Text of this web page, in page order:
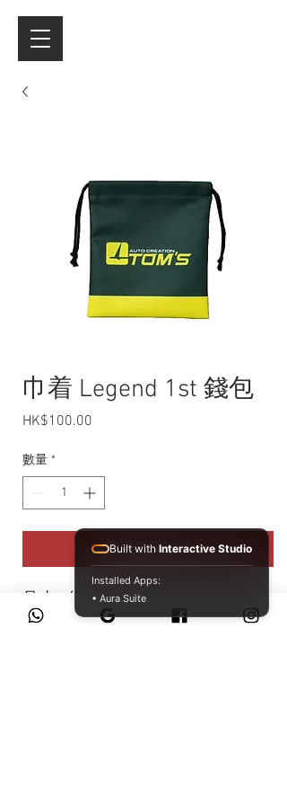
巾着 Legend 1st 錢包
HK$100.00
數量 *
新增至購物車
尺寸：約 18cm x 20cm
材質： 100% 聚酯纖維
Built with Interactive Studio
Installed Apps:
• Aura Suite